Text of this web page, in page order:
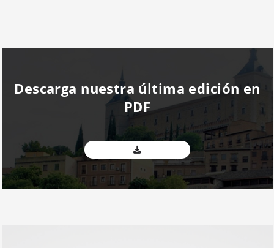
Descarga nuestra última edición en
PDF